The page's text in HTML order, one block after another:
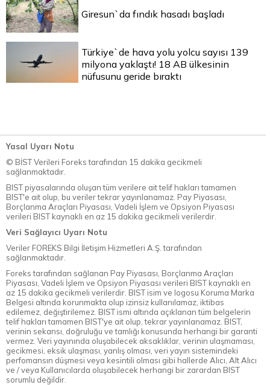
Giresun`da fındık hasadı başladı
Türkiye`de hava yolu yolcu sayısı 139
milyona yaklaştı! 18 AB ülkesinin
nüfusunu geride bıraktı
Yasal Uyarı Notu
© BİST Verileri Foreks tarafından 15 dakika gecikmeli
sağlanmaktadır.
BIST piyasalarında oluşan tüm verilere ait telif hakları tamamen
BIST'e ait olup, bu veriler tekrar yayınlanamaz. Pay Piyasası,
Borçlanma Araçları Piyasası, Vadeli İşlem ve Opsiyon Piyasası
verileri BIST kaynaklı en az 15 dakika gecikmeli verilerdir.
Veri Sağlayıcı Uyarı Notu
Veriler FOREKS Bilgi İletişim Hizmetleri A.Ş. tarafından
sağlanmaktadır.
Foreks tarafından sağlanan Pay Piyasası, Borçlanma Araçları
Piyasası, Vadeli İşlem ve Opsiyon Piyasası verileri BIST kaynaklı en
az 15 dakika gecikmeli verilerdir. BIST isim ve logosu Koruma Marka
Belgesi altında korunmakta olup izinsiz kullanılamaz, iktibas
edilemez, değiştirilemez. BIST ismi altında açıklanan tüm belgelerin
telif hakları tamamen BIST'ye ait olup, tekrar yayınlanamaz. BIST,
verinin sekansı, doğruluğu ve tamlığı konusunda herhangi bir garanti
vermez. Veri yayınında oluşabilecek aksaklıklar, verinin ulaşmaması,
gecikmesi, eksik ulaşması, yanlış olması, veri yayın sistemindeki
perfomansın düşmesi veya kesintili olması gibi hallerde Alıcı, Alt Alıcı
ve / veya Kullanıcılarda oluşabilecek herhangi bir zarardan BIST
sorumlu değildir.